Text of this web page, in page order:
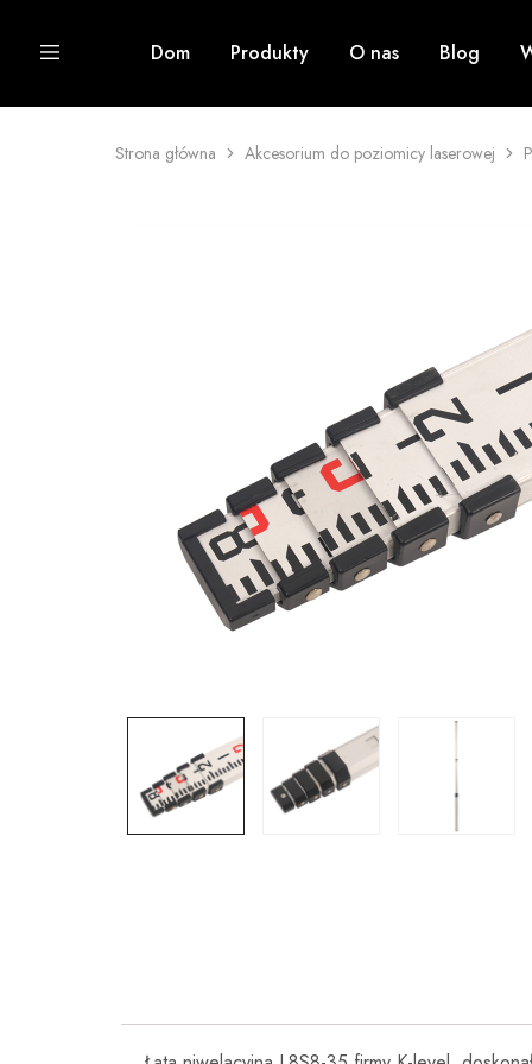
Dom Produkty O nas Blog
Strona główna Akcesorium do poziomicy laserowej